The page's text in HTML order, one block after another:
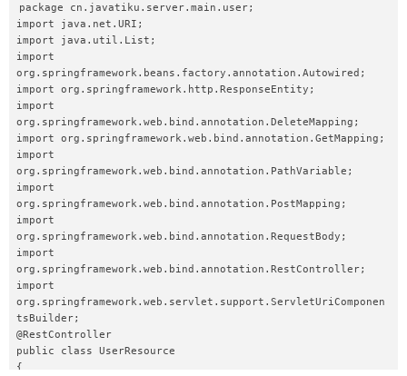
{
if(user.getId()==null)
{
user.setId(++usersCount);
}
users.add(user);
return user;
}
//method that find a particular user from the list
public User findOne(int id)
{
for(User user:users)
{
if(user.getId()==id)
return user;
}
return null;
}
//method that delete a user resource
public User deleteById(int id)
{
Iterator<User> iterator = users.iterator();
package cn.javatiku.server.main.user;
import java.net.URI;
import java.util.List;
import
org.springframework.beans.factory.annotation.Autowired;
import org.springframework.http.ResponseEntity;
import
org.springframework.web.bind.annotation.DeleteMapping;
import org.springframework.web.bind.annotation.GetMapping;
import
org.springframework.web.bind.annotation.PathVariable;
import
org.springframework.web.bind.annotation.PostMapping;
import
org.springframework.web.bind.annotation.RequestBody;
import
org.springframework.web.bind.annotation.RestController;
import
org.springframework.web.servlet.support.ServletUriComponen
tsBuilder;
@RestController
public class UserResource
{